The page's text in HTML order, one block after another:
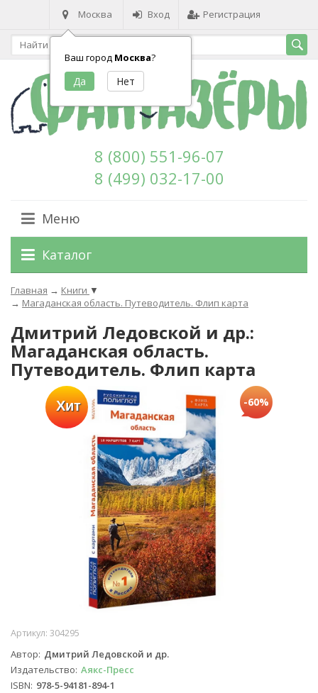
Москва
Ваш город Москва?
Вход Регистрация
8 (800) 551-96-07
8 (499) 032-17-00
Меню
Каталог
Главная → Книги ▼
→ Магаданская область. Путеводитель. Флип карта
Дмитрий Ледовской и др.:
Магаданская область.
Путеводитель. Флип карта
Хит -60%
Артикул: 304295
Автор Дмитрий Ледовской и др.
Издательство Аякс-Пресс
ISBN 978-5-94181-894-1